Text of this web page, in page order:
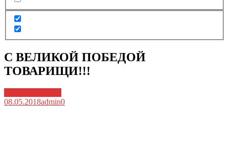
С ВЕЛИКОЙ ПОБЕДОЙ
ТОВАРИЩИ!!!
08.05.2018admin0